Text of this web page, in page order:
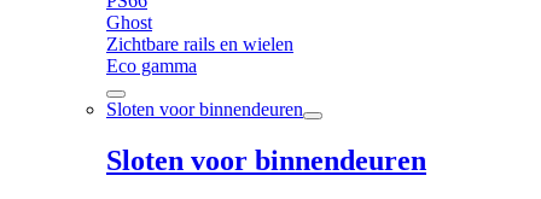
Ghost
Zichtbare rails en wielen
Eco gamma
Sloten voor binnendeuren
Sloten voor binnendeuren